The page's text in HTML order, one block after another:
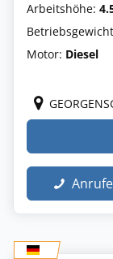
Arbeitshöhe:
Motor: Diesel